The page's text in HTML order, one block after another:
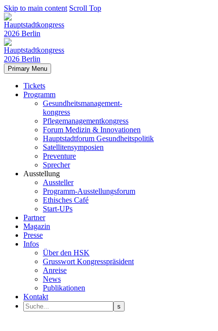
Skip to main content Scroll Top
Primary Menu
Tickets
Programm
Gesundheitsmanagement-
kongress
Pflegemanagementkongress
Forum Medizin & Innovationen
Hauptstadtforum Gesundheitspolitik
Satellitensymposien
Preventure
Sprecher
Ausstellung
Aussteller
Programm-Ausstellungsforum
Ethisches Café
Start-UPs
Partner
Magazin
Presse
Infos
Über den HSK
Grusswort Kongresspräsident
Anreise
News
Publikationen
Kontakt